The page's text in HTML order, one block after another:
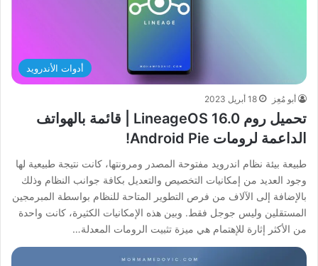
أدوات الأندرويد
أبو مُعِز 18 أبريل 2023
تحميل روم LineageOS 16.0 | قائمة بالهواتف
الداعمة لرومات Android Pie!
طبيعة بيئة نظام اندرويد مفتوحة المصدر ومرونتها، كانت نتيجة طبيعية لها
وجود العديد من إمكانيات التخصيص والتعديل بكافة جوانب النظام وذلك
بالإضافة إلى الآلاف من فرص التطوير المتاحة للنظام بواسطة المبرمجين
المستقلين وليس جوجل فقط. وبين هذه الإمكانيات الكثيرة، كانت واحدة
من الأكثر إثارة للإهتمام هي ميزة تثبيت الرومات المعدلة…